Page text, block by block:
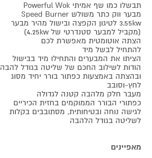
תבשלו כמו שף אמיתי Powerful Wok
מבער ווק כתר משולש Speed Burner
3.55kw לטיגון הקפצה ובישול מהיר מבער
(מקביל למבער סטנדרטי של 4.25kw)
הצתה אוטומטית מאפשרת לכם
להתחיל לבשל מיד
הציתו את המבערים והתחילו מיד בבישול
הודות לשילוב החכם של שליטה בגודל להבה
ובהצתה באמצעות כפתור בורר יחיד מסוג
לחץ-וסובב
מעבר חלק מלהבה קטנה לגדולה
כפתורי הבורר הממוקמים בחזית הכיריים
לגישה נוחה ובטיחותית, מסתובבים בקלות
לשליטה בגודל הלהבה
מאפיינים